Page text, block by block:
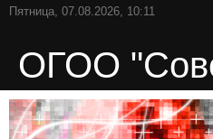
Пятница, 07.08.2026, 10:11
ОГОО